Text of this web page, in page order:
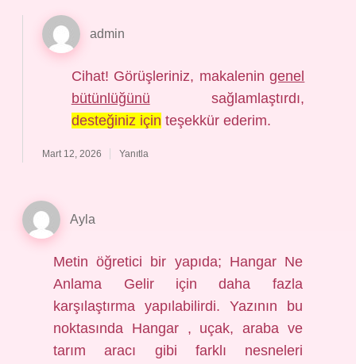
admin
Cihat! Görüşleriniz, makaleningenel
bütünlüğünü sağlamlaştırdı,
desteğiniz için teşekkür ederim.
Mart 12, 2026 Yanıtla
Ayla
Metin öğretici bir yapıda; Hangar Ne
Anlama Gelir için daha fazla
karşılaştırma yapılabilirdi. Yazının bu
noktasında Hangar , uçak, araba ve
tarım aracı gibi farklı nesneleri